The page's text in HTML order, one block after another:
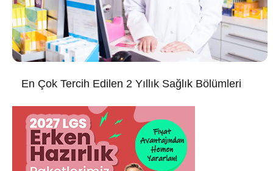
En Çok Tercih Edilen 2 Yıllık Sağlık Bölümleri